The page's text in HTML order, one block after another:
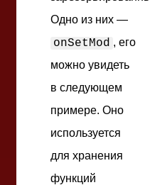
Одно из них —
onSetMod , его
можно увидеть
в следующем
примере. Оно
используется
для хранения
функций